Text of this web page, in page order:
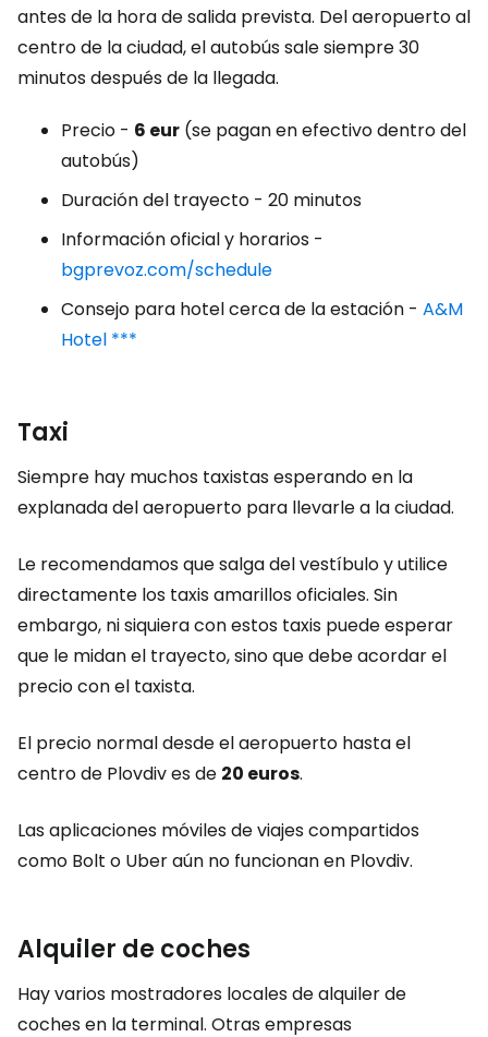
antes de la hora de salida prevista. Del aeropuerto al
centro de la ciudad, el autobús sale siempre 30
minutos después de la llegada.
Precio - 6 eur (se pagan en efectivo dentro del
autobús)
Duración del trayecto - 20 minutos
Información oficial y horarios -
bgprevoz.com/schedule
Consejo para hotel cerca de la estación - A&M
Hotel ***
Taxi
Siempre hay muchos taxistas esperando en la
explanada del aeropuerto para llevarle a la ciudad.
Le recomendamos que salga del vestíbulo y utilice
directamente los taxis amarillos oficiales. Sin
embargo, ni siquiera con estos taxis puede esperar
que le midan el trayecto, sino que debe acordar el
precio con el taxista.
El precio normal desde el aeropuerto hasta el
centro de Plovdiv es de 20 euros.
Las aplicaciones móviles de viajes compartidos
como Bolt o Uber aún no funcionan en Plovdiv.
Alquiler de coches
Hay varios mostradores locales de alquiler de
coches en la terminal. Otras empresas